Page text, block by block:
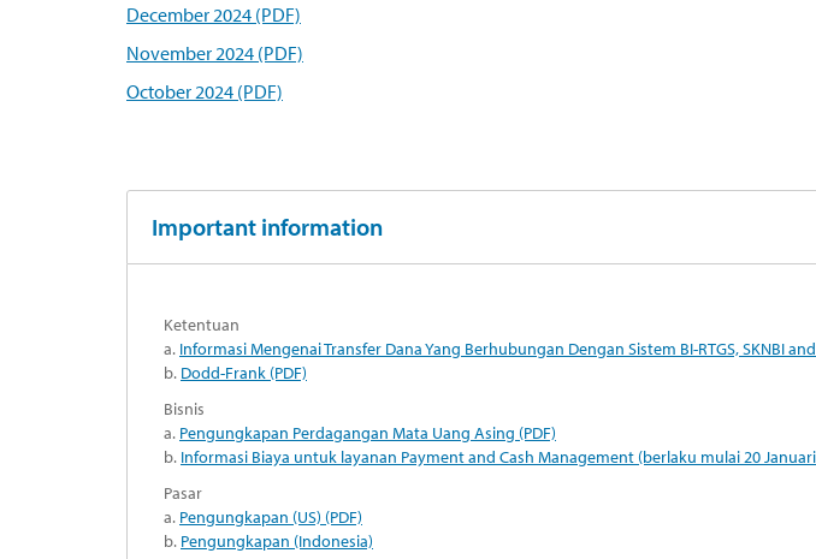
December 2024 (PDF)
November 2024 (PDF)
October 2024 (PDF)
Important information
Ketentuan
a. Informasi Mengenai Transfer Dana Yang Berhubungan Dengan Sistem BI-RTGS, SKNBI and
b. Dodd-Frank (PDF)
Bisnis
a. Pengungkapan Perdagangan Mata Uang Asing (PDF)
b. Informasi Biaya untuk layanan Payment and Cash Management (berlaku mulai 20 Januari
Pasar
a. Pengungkapan (US) (PDF)
b. Pengungkapan (Indonesia)